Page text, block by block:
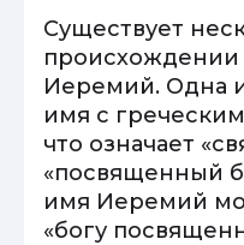
Существует
происхождении
Иеремий. Одна
имя с греческим
что означает
«посвященный
имя Иеремий
«богу